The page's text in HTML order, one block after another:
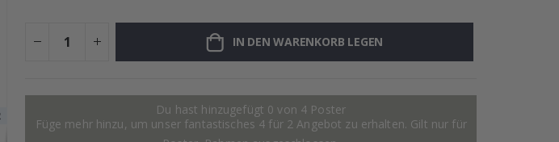
IN DEN WARENKORB LEGEN
Du hast hinzugefügt 0 von 4 Poster
Füge mehr hinzu, um unser fantastisches 4 für 2 Angebot zu erhalten. Gilt nur für